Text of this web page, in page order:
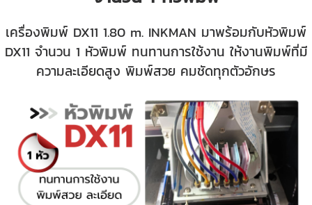
เครื่องพิมพ์ DX11 1.80 m. INKMAN มาพร้อมกับหัวพิมพ์
DX11 จำนวน 1 หัวพิมพ์ ทนทานการใช้งาน ให้งานพิมพ์ที่มี
ความละเอียดสูง พิมพ์สวย คมชัดทุกตัวอักษร